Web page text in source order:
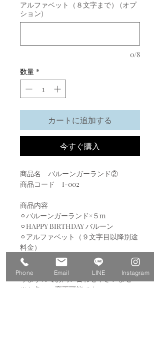
アルファベット（８文字まで） (オプ
ション)
0/8
数量 *
カートに追加する
今すぐ購入
商品名 バルーンガーランド②
商品コード I-002
商品内容
⚪︎バルーンガーランド×５m
⚪︎HAPPY BIRTHDAY バルーン
⚪︎アルファベット（９文字目以降別途
料金）
⚪︎スター、キラキラバルーン少々
※ご希望の長さ、サイズはお値段異な
※お色のご変更可能です
Phone Email LINE Instagram